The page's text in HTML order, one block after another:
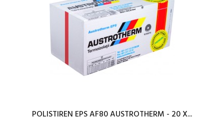
POLISTIREN EPS AF80 AUSTROTHERM - 20 X...